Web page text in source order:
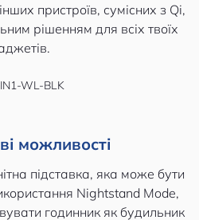
пристроїв, сумісних з Qi,
рішенням для всіх твоїх
можливості
підставка, яка може бути
Nightstand Mode,
годинник як будильник